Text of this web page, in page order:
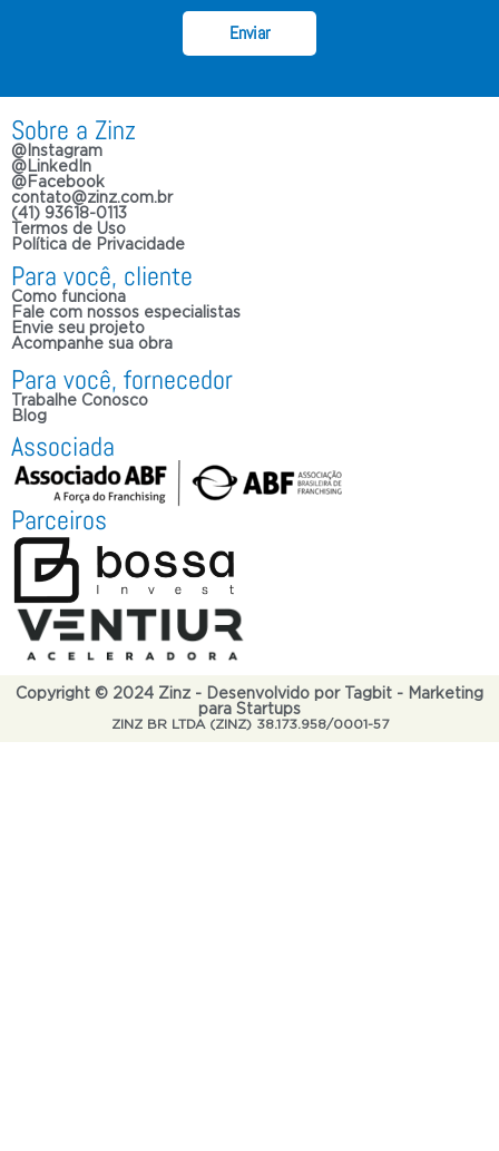
Enviar
Sobre a Zinz
@Instagram
@LinkedIn
@Facebook
contato@zinz.com.br
(41) 93618-0113
Termos de Uso
Política de Privacidade
Para você, cliente
Como funciona
Fale com nossos especialistas
Envie seu projeto
Acompanhe sua obra
Para você, fornecedor
Trabalhe Conosco
Blog
Associada
Parceiros
Copyright © 2024 Zinz - Desenvolvido por Tagbit - Marketing
para Startups
ZINZ BR LTDA (ZINZ) 38.173.958/0001-57